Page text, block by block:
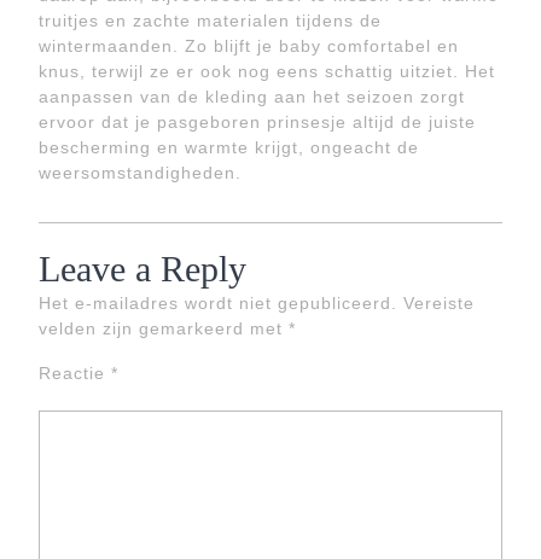
truitjes en zachte materialen tijdens de
wintermaanden. Zo blijft je baby comfortabel en
knus, terwijl ze er ook nog eens schattig uitziet. Het
aanpassen van de kleding aan het seizoen zorgt
ervoor dat je pasgeboren prinsesje altijd de juiste
bescherming en warmte krijgt, ongeacht de
weersomstandigheden.
Leave a Reply
Het e-mailadres wordt niet gepubliceerd.
Vereiste
velden zijn gemarkeerd met *
Reactie *